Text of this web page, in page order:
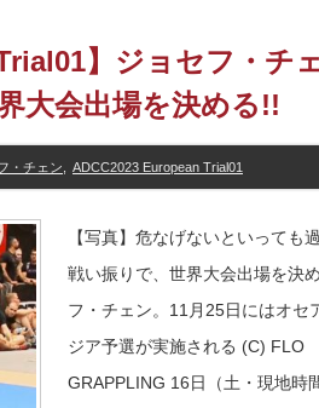
】ジョセフ・チ
大会出場を決める!!
・チェン ADCC2023 European Trial01
【写真】危なげないといっても
戦い振りで、世界大会出場を決
フ・チェン。11月25日にはオセ
ジア予選が実施される (C) FLO
GRAPPLING 16日（土・現地時